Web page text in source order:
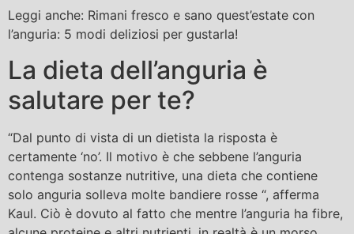
Leggi anche: Rimani fresco e sano quest’estate con
l’anguria: 5 modi deliziosi per gustarla!
La dieta dell’anguria è
salutare per te?
“Dal punto di vista di un dietista la risposta è
certamente ‘no’. Il motivo è che sebbene l’anguria
contenga sostanze nutritive, una dieta che contiene
solo anguria solleva molte bandiere rosse “, afferma
Kaul. Ciò è dovuto al fatto che mentre l’anguria ha fibre,